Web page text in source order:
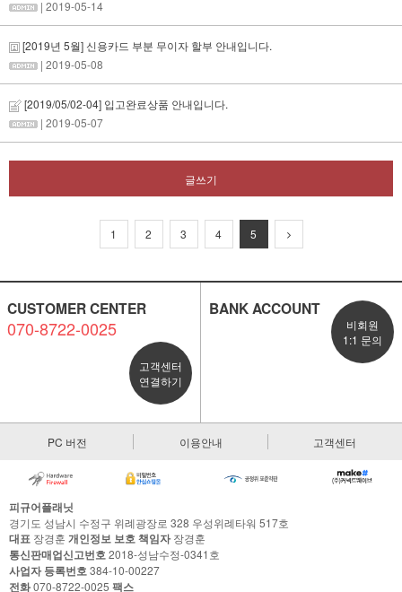
| 2019-05-14
[2019년 5월] 신용카드 부분 무이자 할부 안내입니다.
| 2019-05-08
[2019/05/02-04] 입고완료상품 안내입니다.
| 2019-05-07
글쓰기
1 2 3 4 5
CUSTOMER CENTER
070-8722-0025
고객센터
연결하기
BANK ACCOUNT
비회원
1:1 문의
PC 버전 이용안내 고객센터
피규어플래닛
경기도 성남시 수정구 위례광장로 328 우성위례타워 517호
대표 장경훈 개인정보 보호 책임자장경훈
통신판매업신고번호2018-성남수정-0341호
사업자 등록번호384-10-00227
전화070-8722-0025 팩스